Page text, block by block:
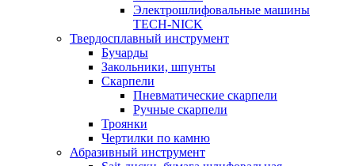
Электрошлифовальные машины
TECH-NICK
Твердосплавный инструмент
Бучарды
Закольники, шпунты
Скарпели
Пневматические скарпели
Ручные скарпели
Троянки
Чертилки по камню
Абразивный инструмент